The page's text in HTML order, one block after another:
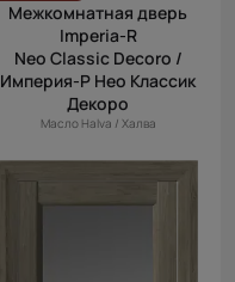
Межкомнатная дверь
Imperia-R
Neo Classic Decoro /
Империя-Р Нео Классик
Декоро
Масло Halva / Халва